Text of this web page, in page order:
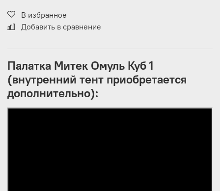
В избранное
Добавить в сравнение
Палатка Митек Омуль Куб 1
(внутренний тент приобретается
дополнительно):